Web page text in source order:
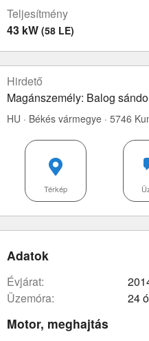
Teljesítmény
43 kW (58 LE)
Hirdető
Magánszemély: Balog
HU · Békés vármegye · 5746
Térkép
Adatok
évjárat:
üzemóra:
24
Motor, meghajtás